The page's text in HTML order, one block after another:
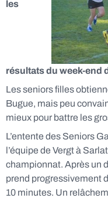
les
résultats du week-
Les seniors filles
Bugue, mais peu
mieux pour battre les
L’entente des Seniors
l’équipe de Vergt à
championnat. Après un
prend progressivement
10 minutes. Un